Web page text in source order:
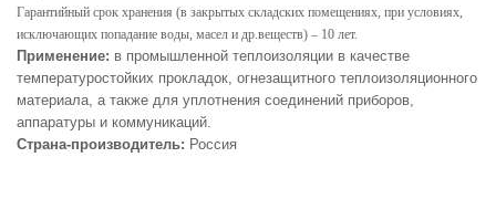
Гарантийный срок хранения (в закрытых складских помещениях, при условиях,
исключающих попадание воды, масел и др.веществ) – 10 лет.
Применение: в промышленной теплоизоляции в качестве
температуростойких прокладок, огнезащитного теплоизоляционного
материала, а также для уплотнения соединений приборов,
аппаратуры и коммуникаций.
Страна-производитель: Россия